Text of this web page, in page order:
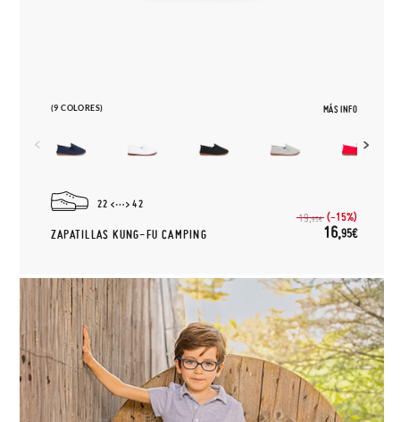
(9 COLORES) MÁS INFO
22 42
ZAPATILLAS KUNG-FU CAMPING
19,95€ (-15%)
16,95€